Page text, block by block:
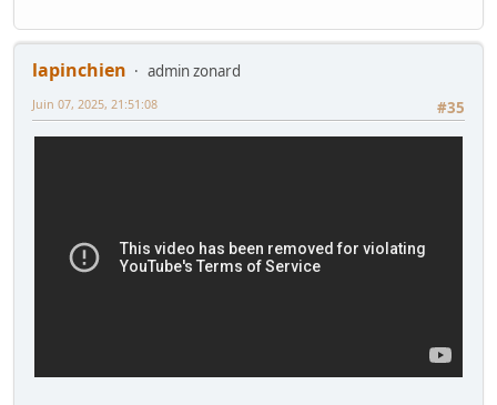
lapinchien
admin zonard
#35
Juin 07, 2025, 21:51:08